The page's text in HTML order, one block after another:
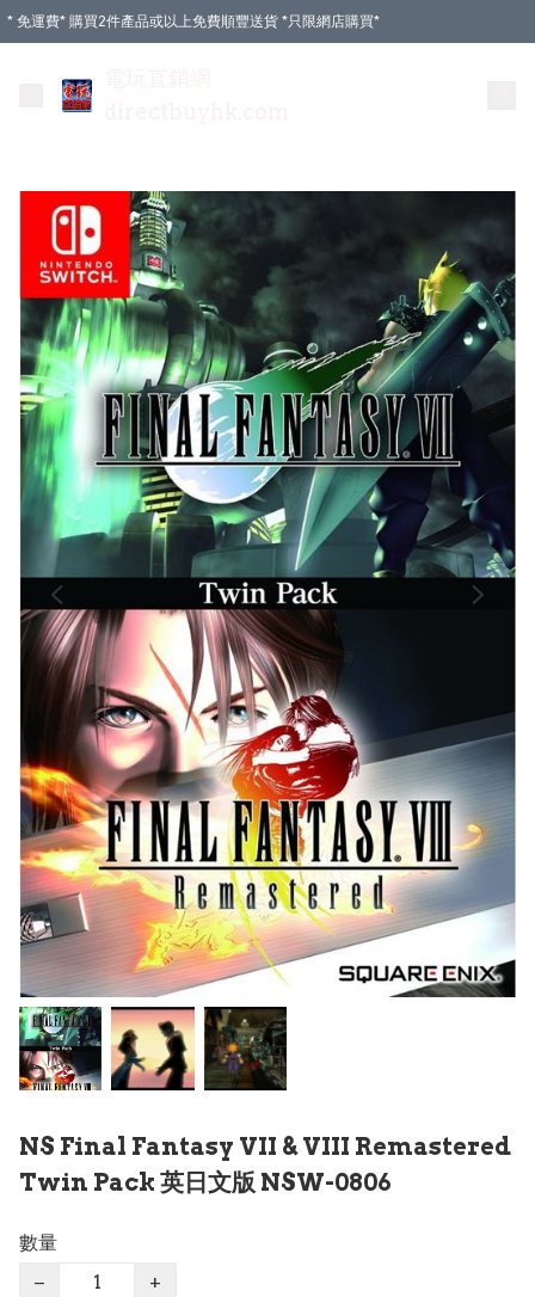
* 免運費* 購買2件產品或以上免費順豐送貨 *只限網店購買*
NS Final Fantasy VII & VIII Remastered
Twin Pack 英日文版 NSW-0806
數量
−
+